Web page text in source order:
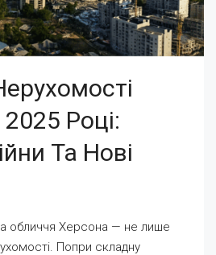
Році:
Та Нові
обличчя Херсона — не лише
Попри складну